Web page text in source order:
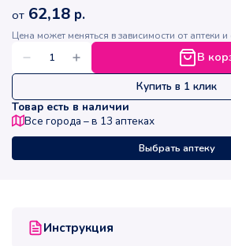
Инструкция
от 62,18 р.
Цена может меняться в зависимости от аптеки
В
Купить в 1 клик
Товар есть в наличии
Все города – в 13 аптеках
Выбрать аптеку